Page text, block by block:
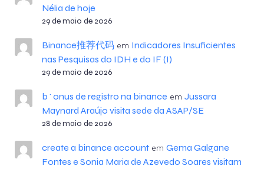
Nélia de hoje
29 de maio de 2026
Binance推荐代码em Indicadores Insuficientes
nas Pesquisas do IDH e do IF (I)
29 de maio de 2026
b^onus de registro na binance em Jussara
Maynard Araújo visita sede da ASAP/SE
28 de maio de 2026
create a binance accountem Gema Galgane
Fontes e Sonia Maria de Azevedo Soares visitam